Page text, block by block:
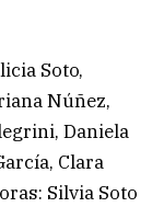
Soto,
Núñez,
Daniela
Clara
Silvia Soto